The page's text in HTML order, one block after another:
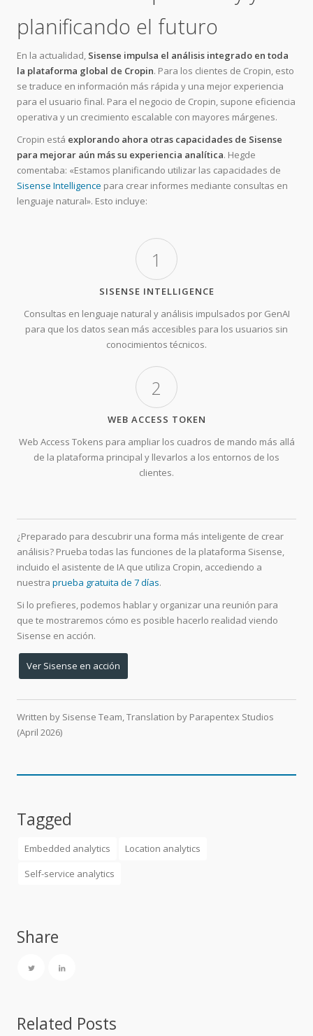
planificando el futuro
En la actualidad, Sisense impulsa el análisis integrado en toda
la plataforma global de Cropin. Para los clientes de Cropin, esto
se traduce en información más rápida y una mejor experiencia
para el usuario final. Para el negocio de Cropin, supone eficiencia
operativa y un crecimiento escalable con mayores márgenes.
Cropin está explorando ahora otras capacidades de Sisense
para mejorar aún más su experiencia analítica. Hegde
comentaba: «Estamos planificando utilizar las capacidades de
Sisense Intelligence para crear informes mediante consultas en
lenguaje natural». Esto incluye:
1
SISENSE INTELLIGENCE
Consultas en lenguaje natural y análisis impulsados por GenAI
para que los datos sean más accesibles para los usuarios sin
conocimientos técnicos.
2
WEB ACCESS TOKEN
Web Access Tokens para ampliar los cuadros de mando más allá
de la plataforma principal y llevarlos a los entornos de los
clientes.
¿Preparado para descubrir una forma más inteligente de crear
análisis? Prueba todas las funciones de la plataforma Sisense,
incluido el asistente de IA que utiliza Cropin, accediendo a
nuestra prueba gratuita de 7 días.
Si lo prefieres, podemos hablar y organizar una reunión para
que te mostraremos cómo es posible hacerlo realidad viendo
Sisense en acción.
Ver Sisense en acción
Written by Sisense Team,Translation by Parapentex Studios
(April 2026)
Tagged
Embedded analytics
Location analytics
Self-service analytics
Share
Related Posts